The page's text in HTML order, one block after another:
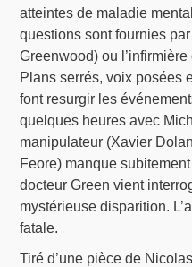
atteintes de maladie
questions sont fournies
Greenwood) ou
Plans serrés, voix posées
font resurgir les
quelques heures avec
manipulateur (Xavier
Feore) manque
docteur Green vient
mystérieuse disparition.
fatale.
Tiré d’une pièce de